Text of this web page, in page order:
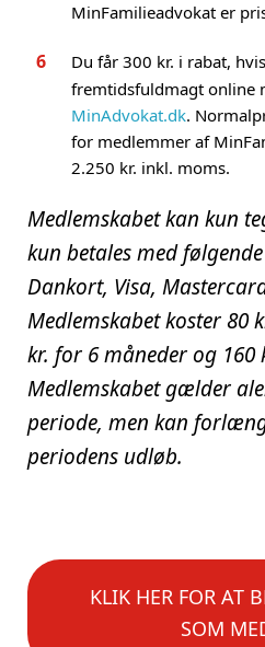
MinFamilieadvokat er
Du får 300 kr. i rabat,
fremtidsfuldmagt online
MinAdvokat.dk.
for medlemmer af
2.250 kr. inkl. moms.
Medlemskabet kan kun
kun betales med
Dankort, Visa,
Medlemskabet koster 80
kr. for 6 måneder og 160
Medlemskabet gælder
periode, men kan
periodens udløb.
KLIK HER FOR AT
SOM